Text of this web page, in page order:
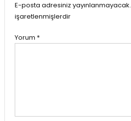
E-posta adresiniz yayınlanmayacak.
işaretlenmişlerdir
Yorum *